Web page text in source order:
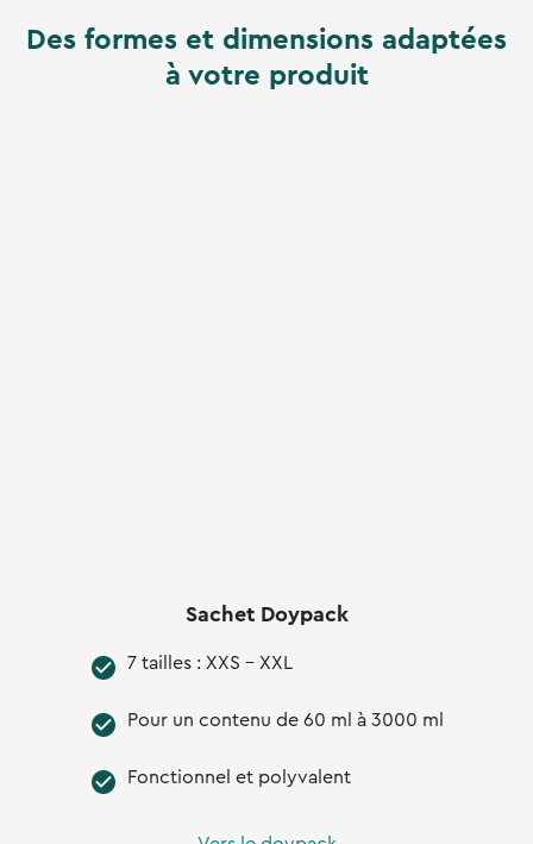
Des formes et dimensions adaptées
à votre produit
Sachet Doypack
7 tailles : XXS - XXL
Pour un contenu de 60 ml à 3000 ml
Fonctionnel et polyvalent